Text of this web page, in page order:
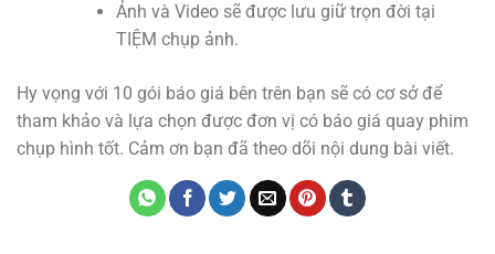
Ảnh và Video sẽ được lưu giữ trọn đời tại
TIỆM chụp ảnh.
Hy vọng với 10 gói báo giá bên trên bạn sẽ có cơ sở để
tham khảo và lựa chọn được đơn vị có báo giá quay phim
chụp hình tốt. Cảm ơn bạn đã theo dõi nội dung bài viết.